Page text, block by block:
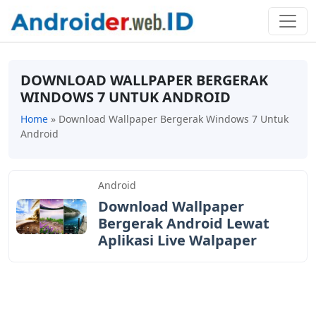
DOWNLOAD WALLPAPER BERGERAK
WINDOWS 7 UNTUK ANDROID
Home » Download Wallpaper Bergerak Windows 7 Untuk
Android
Android
Download Wallpaper
Bergerak Android Lewat
Aplikasi Live Walpaper